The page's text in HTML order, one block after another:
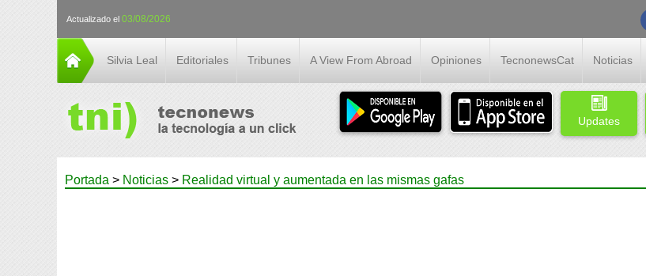
Actualizado el 03/08/2026
Silvia Leal Editoriales Tribunes A View From Abroad Opiniones TecnonewsCat Noticias
Updates
Portada > Noticias > Realidad virtual y aumentada en las mismas gafas